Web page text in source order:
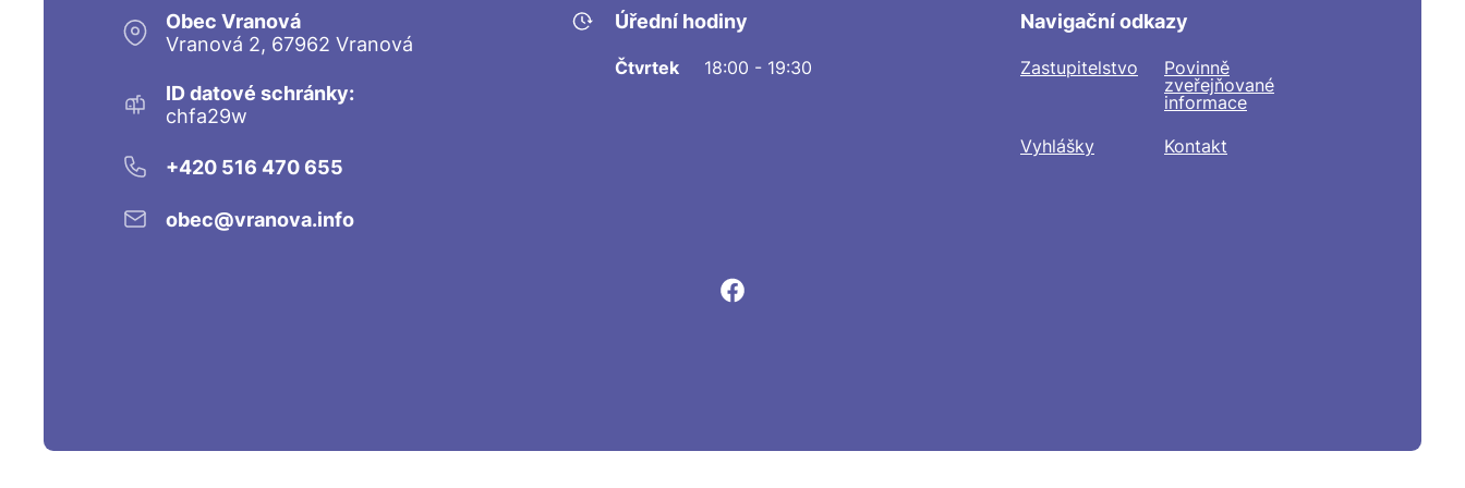
Obec Vranová
Vranová 2, 67962 Vranová
ID datové schránky:
chfa29w
+420 516 470 655
obec@vranova.info
Úřední hodiny
Čtvrtek 18:00 - 19:30
Navigační odkazy
Zastupitelstvo
Povinně
zveřejňované
informace
Vyhlášky
Kontakt